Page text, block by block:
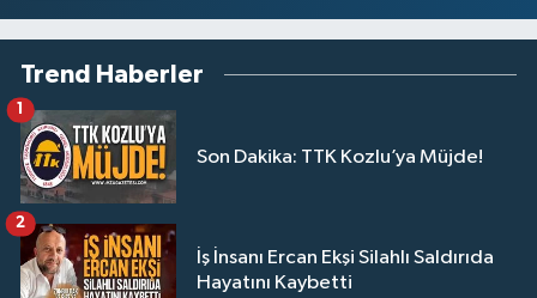
Trend Haberler
Son Dakika: TTK Kozlu’ya Müjde!
İş İnsanı Ercan Ekşi Silahlı Saldırıda
Hayatını Kaybetti
2